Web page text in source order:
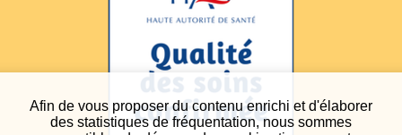
Afin de vous proposer du contenu enrichi et d'élaborer
des statistiques de fréquentation, nous sommes